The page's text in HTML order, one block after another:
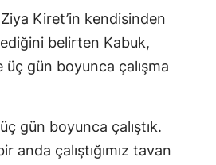
Kiret’in kendisinden
belirten Kabuk,
gün boyunca çalışma
gün boyunca çalıştık.
anda çalıştığımız tavan